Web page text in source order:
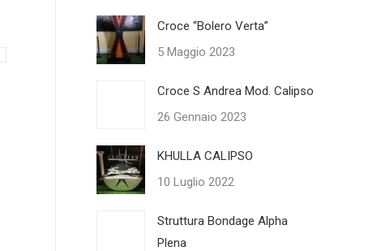
Croce “Bolero Verta”
5 Maggio 2023
Croce S Andrea Mod. Calipso
26 Gennaio 2023
KHULLA CALIPSO
10 Luglio 2022
Struttura Bondage Alpha
Plena